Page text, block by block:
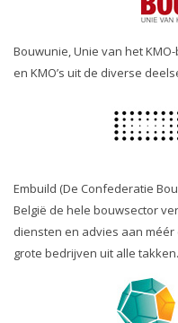
Bouwunie, Unie van het
en KMO’s uit de diverse
Embuild (De Confederatie
België de hele bouwsector
diensten en advies aan méér
grote bedrijven uit alle takken.